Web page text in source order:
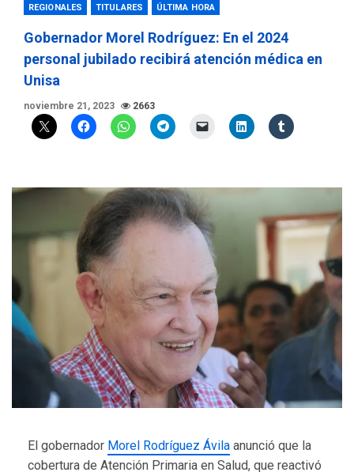
REGIONALES TITULARES ÚLTIMA HORA
Gobernador Morel Rodríguez: En el 2024
personal jubilado recibirá atención médica en
Unisa
noviembre 21, 2023 2663
El gobernador Morel Rodríguez Ávila anunció que la
cobertura de Atención Primaria en Salud, que reactivó